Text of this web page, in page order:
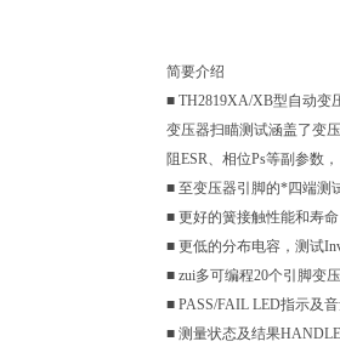
简要介绍
■ TH2819XA/XB型自动变
变压器扫瞄测试涵盖了变
阻ESR、相位Ps等副参数
■ 至变压器引脚的*四端测
■ 更好的簧接触性能和寿命
■ 更低的分布电容，测试
■ zui多可编程20个引脚变
■ PASS/FAIL LED指示及
■ 测量状态及结果